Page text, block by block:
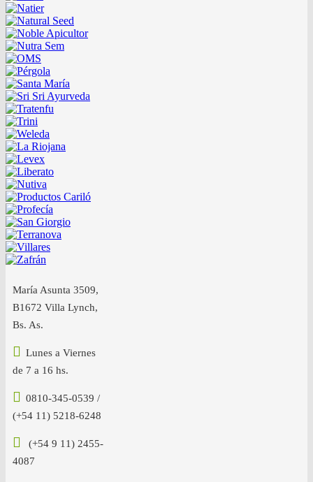
María Asunta 3509,
B1672 Villa Lynch,
Bs. As.
Lunes a Viernes
de 7 a 16 hs.
0810-345-0539 /
(+54 11) 5218-6248
(+54 9 11) 2455-
4087